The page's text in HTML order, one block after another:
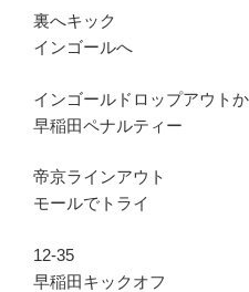
裏へキック
インゴールへ
インゴールドロップアウト
早稲田ペナルティー
帝京ラインアウト
モールでトライ
12-35
早稲田キックオフ